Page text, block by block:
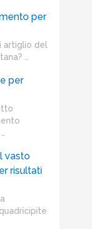
per
artiglio del
…
per
vasto
risultati